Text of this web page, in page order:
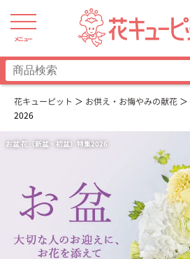
メニュー
花キューピット お供え・お悔やみの献花
2026
お盆 花（新盆・初盆）特集2026